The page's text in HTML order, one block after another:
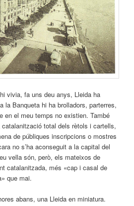
vivia, fa uns deu anys, Lleida ha
la Banqueta hi ha brolladors, parterres,
en el meu temps no existien. També
catalanització total dels rètols i cartells,
de públiques inscripcions o mostres
no s’ha aconseguit a la capital del
vella són, però, els mateixos de
catalanitzada, més «cap i casal de
que mai.
abans, una Lleida en miniatura.